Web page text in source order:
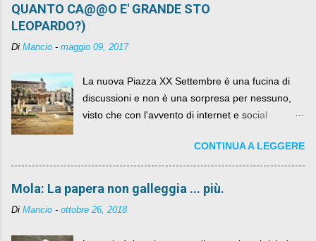
QUANTO CA@@O E' GRANDE STO
LEOPARDO?)
Di Mancio - maggio 09, 2017
La nuova Piazza XX Settembre è una fucina di
discussioni e non è una sorpresa per nessuno,
visto che con l'avvento di internet e social
sua lasciandone anche traccia scritta nel web.
CONTINUA A LEGGERE
Mola: La papera non galleggia ... più.
Di Mancio - ottobre 26, 2018